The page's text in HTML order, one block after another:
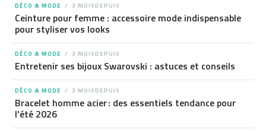
DÉCO & MODE 3 MOISDEPUIS
Ceinture pour femme : accessoire mode indispensable
pour styliser vos looks
DÉCO & MODE 3 MOISDEPUIS
Entretenir ses bijoux Swarovski : astuces et conseils
DÉCO & MODE 3 MOISDEPUIS
Bracelet homme acier : des essentiels tendance pour
l’été 2026